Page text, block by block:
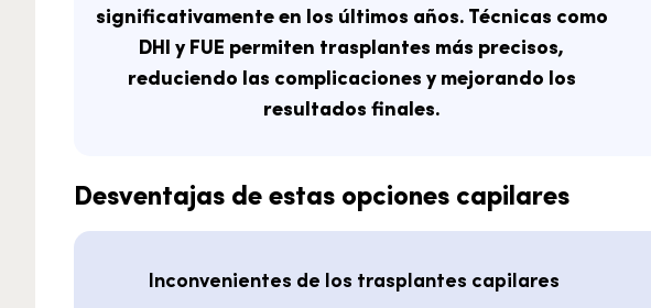
significativamente en los últimos años. Técnicas como
DHI y FUE permiten trasplantes más precisos,
reduciendo las complicaciones y mejorando los
resultados finales.
Desventajas de estas opciones capilares
Inconvenientes de los trasplantes capilares